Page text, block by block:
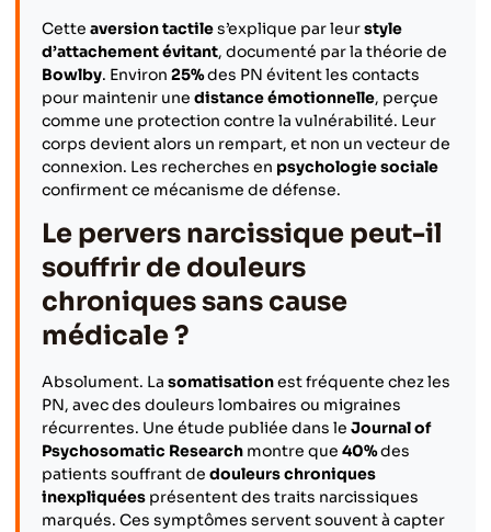
Cette aversion tactiles’explique par leurstyle
d’attachement évitant, documenté par la théorie de
Bowlby. Environ 25%des PN évitent les contacts
pour maintenir une distance émotionnelle, perçue
comme une protection contre la vulnérabilité. Leur
corps devient alors un rempart, et non un vecteur de
connexion. Les recherches en psychologie sociale
confirment ce mécanisme de défense.
Le pervers narcissique peut-il
souffrir de douleurs
chroniques sans cause
médicale ?
Absolument. La somatisationest fréquente chez les
PN, avec des douleurs lombaires ou migraines
récurrentes. Une étude publiée dans le Journal of
Psychosomatic Research montre que 40%des
patients souffrant de douleurs chroniques
inexpliquées présentent des traits narcissiques
marqués. Ces symptômes servent souvent à capter